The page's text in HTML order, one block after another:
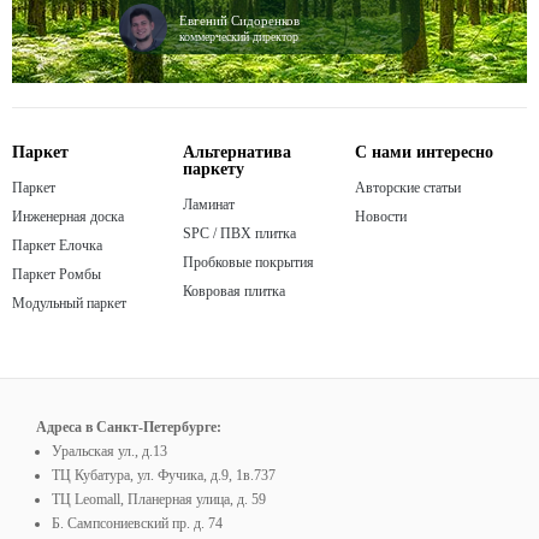
Евгений Сидоренков
коммерческий директор
Паркет
Паркет
Инженерная доска
Паркет Елочка
Паркет Ромбы
Модульный паркет
Альтернатива
паркету
Ламинат
SPC / ПВХ плитка
Пробковые покрытия
Ковровая плитка
С нами интересно
Авторские статьи
Новости
Адреса в Санкт-Петербурге:
Уральская ул., д.13
ТЦ Кубатура, ул. Фучика, д.9, 1в.737
ТЦ Leomall, Планерная улица, д. 59
Б. Сампсониевский пр. д. 74